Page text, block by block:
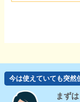
今は使えていても突然
まずは